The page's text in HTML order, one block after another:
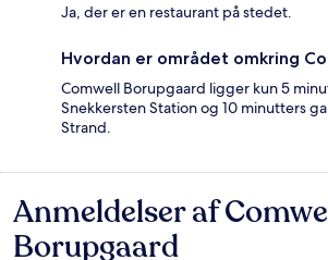
Ja, der er en restaurant på stedet.
Hvordan er området omkring
Comwell Borupgaard ligger kun 5
Snekkersten Station og 10 minutters
Strand.
Anmeldelser
Anmeldelser af
Borupgaard